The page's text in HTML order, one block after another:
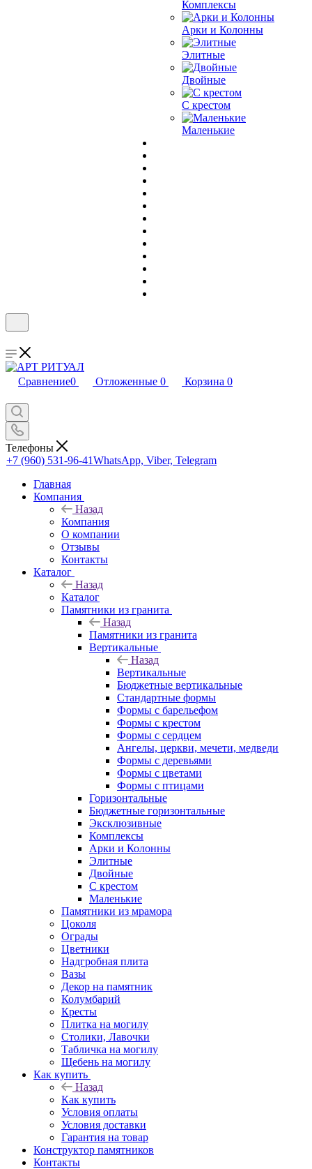
Комплексы
Арки и Колонны
Элитные
Двойные
С крестом
Маленькие
Сравнение0 Отложенные 0 Корзина 0
Телефоны
+7 (960) 531-96-41WhatsApp, Viber, Telegram
Главная
Компания
Назад
Компания
О компании
Отзывы
Контакты
Каталог
Назад
Каталог
Памятники из гранита
Назад
Памятники из гранита
Вертикальные
Назад
Вертикальные
Бюджетные вертикальные
Стандартные формы
Формы с барельефом
Формы с крестом
Формы с сердцем
Ангелы, церкви, мечети, медведи
Формы с деревьями
Формы с цветами
Формы с птицами
Горизонтальные
Бюджетные горизонтальные
Эксклюзивные
Комплексы
Арки и Колонны
Элитные
Двойные
С крестом
Маленькие
Памятники из мрамора
Цоколя
Ограды
Цветники
Надгробная плита
Вазы
Декор на памятник
Колумбарий
Кресты
Плитка на могилу
Столики, Лавочки
Табличка на могилу
Щебень на могилу
Как купить
Назад
Как купить
Условия оплаты
Условия доставки
Гарантия на товар
Конструктор памятников
Контакты